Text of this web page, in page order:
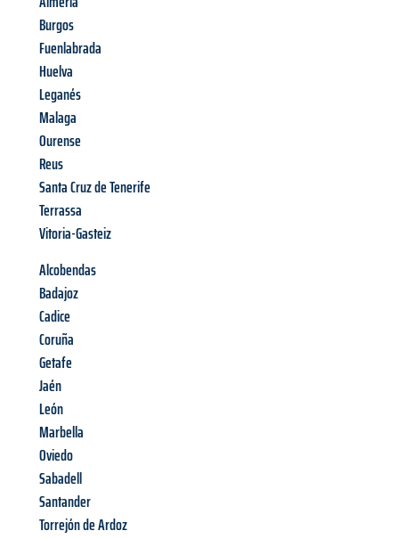
Burgos
Fuenlabrada
Huelva
Leganés
Malaga
Ourense
Reus
Santa Cruz de Tenerife
Terrassa
Vitoria-Gasteiz
Alcobendas
Badajoz
Cadice
Coruña
Getafe
Jaén
León
Marbella
Oviedo
Sabadell
Santander
Torrejón de Ardoz